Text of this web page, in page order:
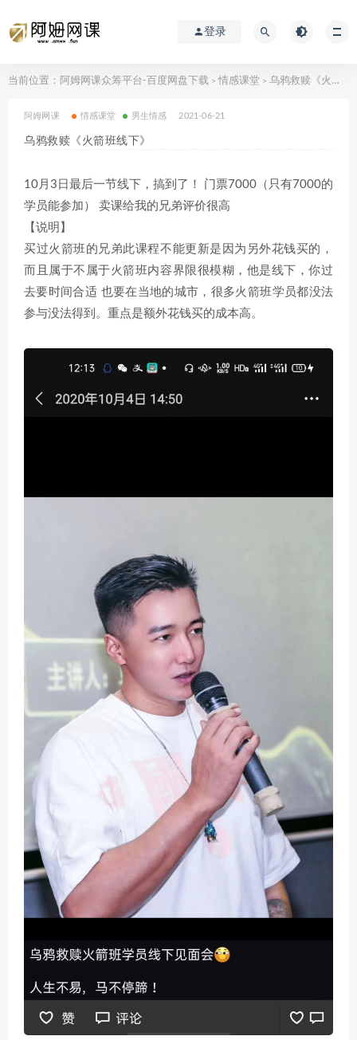
登录
当前位置： 阿姆网课众筹平台-百度网盘下载 > 情感课堂 > 乌鸦救赎《火箭班线下》
阿姆网课 情感课堂 男生情感 2021-06-21
乌鸦救赎《火箭班线下》
10月3日最后一节线下，搞到了！ 门票7000（只有7000的
学员能参加） 卖课给我的兄弟评价很高
【说明】
买过火箭班的兄弟此课程不能更新是因为另外花钱买的，
而且属于不属于火箭班内容界限很模糊，他是线下，你过
去要时间合适 也要在当地的城市，很多火箭班学员都没法
参与没法得到。重点是额外花钱买的成本高。